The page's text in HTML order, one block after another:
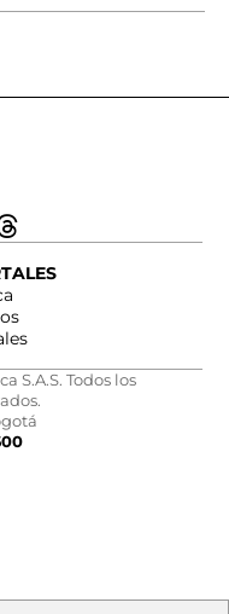
S.A.S. Todos los